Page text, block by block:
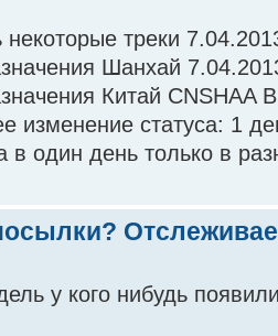
некоторые треки
Шанхай
Китай CNSHAA
изменение статуса: 1
в один день только в
у кого нибудь